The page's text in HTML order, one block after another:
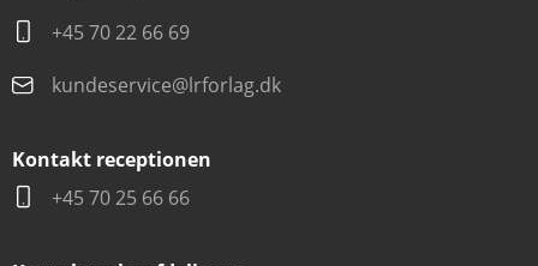
+45 70 22 66 69
kundeservice@lrforlag.dk
Kontakt receptionen
+45 70 25 66 66